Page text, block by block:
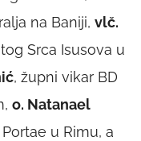
na Baniji, vlč.
Srca Isusova u
, župni vikar BD
o. Natanael
u Rimu, a